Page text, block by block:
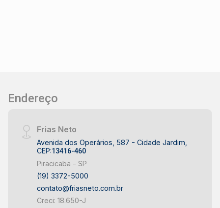
Endereço
Frias Neto
Avenida dos Operários, 587 - Cidade Jardim,
CEP:13416-460
Piracicaba - SP
(19) 3372-5000
contato@friasneto.com.br
Creci: 18.650-J